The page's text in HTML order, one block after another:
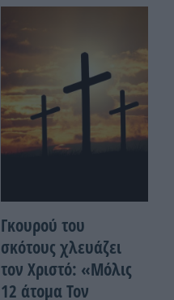
Γκουρού του
σκότους χλευάζει
τον Χριστό: «Μόλις
12 άτομα Τον